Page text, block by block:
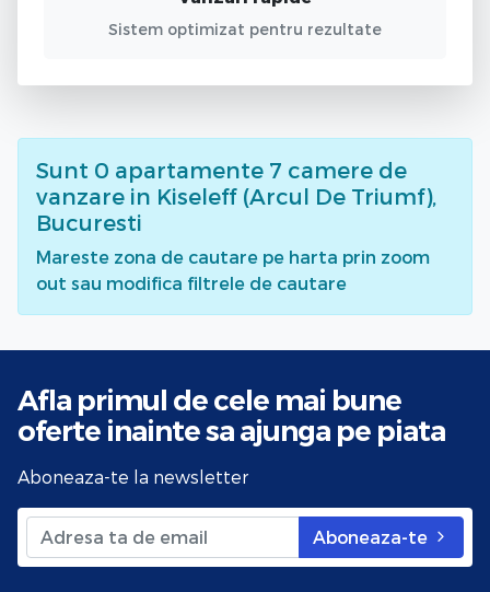
Sistem optimizat pentru rezultate
Sunt 0 apartamente 7 camere de
vanzare in Kiseleff (Arcul De Triumf),
Bucuresti
Mareste zona de cautare pe harta prin zoom
out sau modifica filtrele de cautare
Afla primul de cele mai bune
oferte inainte sa ajunga pe piata
Aboneaza-te la newsletter
Aboneaza-te